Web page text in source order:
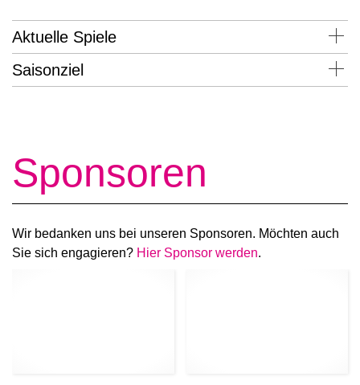
Aktuelle Spiele
Saisonziel
Sponsoren
Wir bedanken uns bei unseren Sponsoren. Möchten auch
Sie sich engagieren? Hier Sponsor werden.